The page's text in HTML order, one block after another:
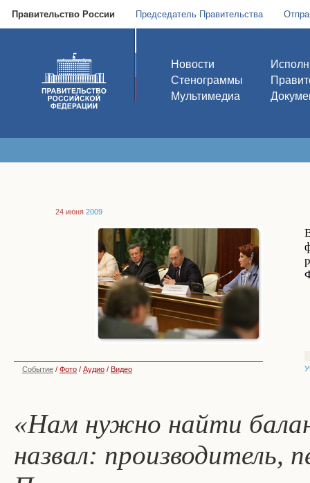
Правительство России Председатель Правительства
Новости
Стенограммы
Мультимедиа
24 июня 2009
Событие / Фото / Аудио / Видео
«Нам нужно найти
назвал: производитель,